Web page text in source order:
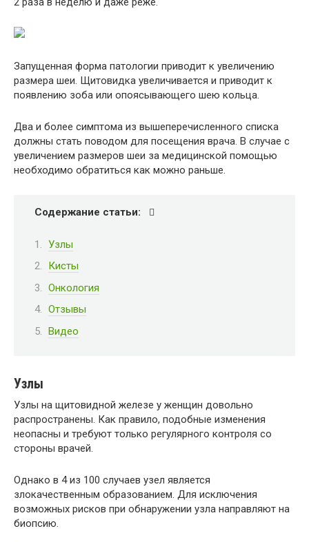
Запущенная форма патологии приводит к увеличению
размера шеи. Щитовидка увеличивается и приводит к
появлению зоба или опоясывающего шею кольца.
Два и более симптома из вышеперечисленного списка
должны стать поводом для посещения врача. В случае с
увеличением размеров шеи за медицинской помощью
необходимо обратиться как можно раньше.
Содержание статьи:
Узлы
Кисты
Онкология
Отзывы
Видео
Узлы
Узлы на щитовидной железе у женщин довольно
распространены. Как правило, подобные изменения
неопасны и требуют только регулярного контроля со
стороны врачей.
Однако в 4 из 100 случаев узел является
злокачественным образованием. Для исключения
возможных рисков при обнаружении узла направляют на
биопсию.